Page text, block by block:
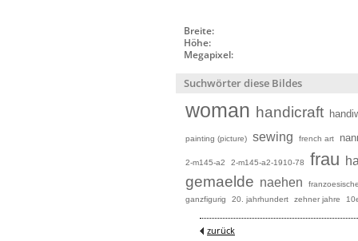
Breite:
Höhe:
Megapixel:
Suchwörter diese Bildes
woman handicraft
painting (picture) sewing french art
2-m145-a2 2-m145-a2-1910-78 frau
gemaelde naehen
ganzfigurig
20. jahrhundert zehner jahre
zurück